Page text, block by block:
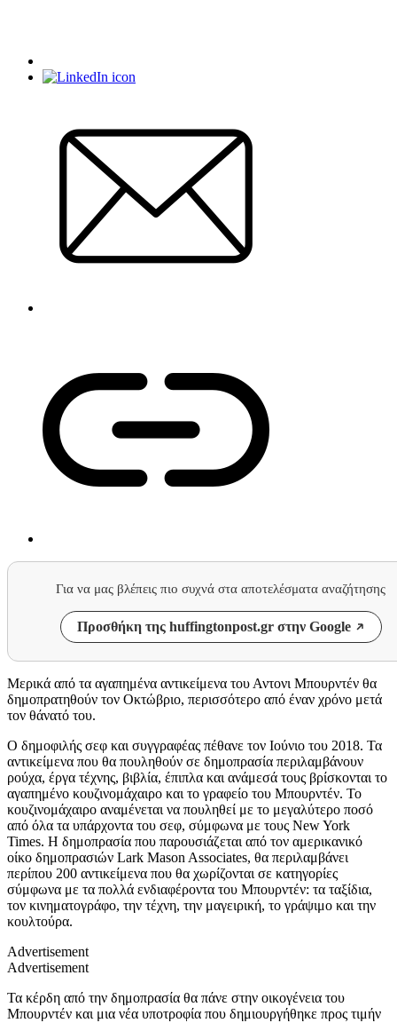
Για να μας βλέπεις πιο συχνά στα αποτελέσματα αναζήτησης
Προσθήκη της huffingtonpost.gr στην Google
Μερικά από τα αγαπημένα αντικείμενα του Αντονι Μπουρντέν θα
δημοπρατηθούν τον Οκτώβριο, περισσότερο από έναν χρόνο μετά
τον θάνατό του.
Ο δημοφιλής σεφ και συγγραφέας πέθανε τον Ιούνιο του 2018. Τα
αντικείμενα που θα πουληθούν σε δημοπρασία περιλαμβάνουν
ρούχα, έργα τέχνης, βιβλία, έπιπλα και ανάμεσά τους βρίσκονται το
αγαπημένο κουζινομάχαιρο και το γραφείο του Μπουρντέν. Το
κουζινομάχαιρο αναμένεται να πουληθεί με το μεγαλύτερο ποσό
από όλα τα υπάρχοντα του σεφ, σύμφωνα με τους New York
Times. Η δημοπρασία που παρουσιάζεται από τον αμερικανικό
οίκο δημοπρασιών Lark Mason Associates, θα περιλαμβάνει
περίπου 200 αντικείμενα που θα χωρίζονται σε κατηγορίες
σύμφωνα με τα πολλά ενδιαφέροντα του Μπουρντέν: τα ταξίδια,
τον κινηματογράφο, την τέχνη, την μαγειρική, το γράψιμο και την
κουλτούρα.
Advertisement
Advertisement
Τα κέρδη από την δημοπρασία θα πάνε στην οικογένεια του
Μπουρντέν και μια νέα υποτροφία που δημιουργήθηκε προς τιμήν